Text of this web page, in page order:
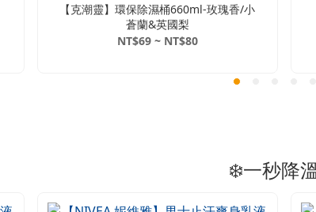
【克潮靈】環保除濕桶660ml-玫瑰香/小
蒼蘭&英國梨
NT$69 ~ NT$80
❄️一秒降